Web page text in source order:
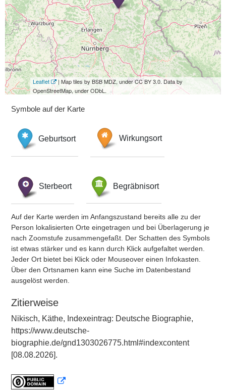
Leaflet
| Map tiles by BSB MDZ, under CC BY 3.0. Data by
OpenStreetMap, under ODbL.
Symbole auf der Karte
Geburtsort Wirkungsort
Sterbeort Begräbnisort
Auf der Karte werden im Anfangszustand bereits alle zu der
Person lokalisierten Orte eingetragen und bei Überlagerung je
nach Zoomstufe zusammengefaßt. Der Schatten des Symbols
ist etwas stärker und es kann durch Klick aufgefaltet werden.
Jeder Ort bietet bei Klick oder Mouseover einen Infokasten.
Über den Ortsnamen kann eine Suche im Datenbestand
ausgelöst werden.
Zitierweise
Nikisch, Käthe, Indexeintrag: Deutsche Biographie,
https://www.deutsche-
biographie.de/gnd1303026775.html#indexcontent
[08.08.2026].